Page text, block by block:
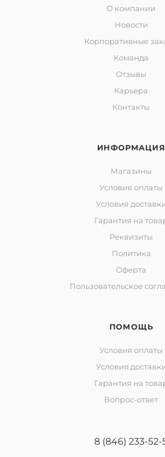
О компании
Новости
Корпоративные
Команда
Отзывы
Карьера
Контакты
ИНФОРМАЦИЯ
Магазины
Условия оплаты
Условия
Гарантия на
Реквизиты
Политика
Оферта
Пользовательское
ПОМОЩЬ
Условия оплаты
Условия
Гарантия на
Вопрос-ответ
8 (846) 233-52-